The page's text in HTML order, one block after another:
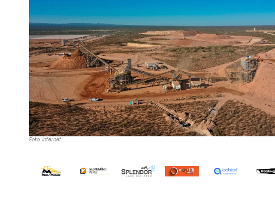
Foto: Internet